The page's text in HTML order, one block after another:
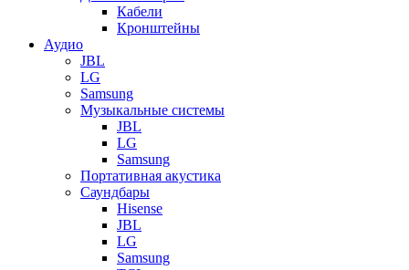
Кабели
Кронштейны
Аудио
JBL
LG
Samsung
Музыкальные системы
JBL
LG
Samsung
Портативная акустика
Саундбары
Hisense
JBL
LG
Samsung